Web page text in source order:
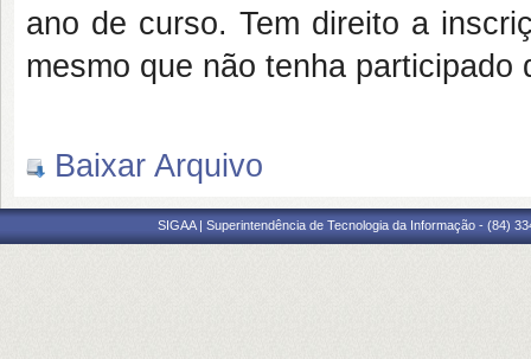
ano de curso. Tem direito a
mesmo que não tenha
Baixar Arquivo
SIGAA | Superintendência de Tecnologia da Informação - (84)